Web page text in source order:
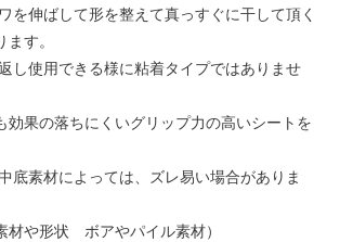
を伸ばして形を整えて真っすぐに干して頂く
す。
し使用できる様に粘着タイプではありませ
効果の落ちにくいグリップ力の高いシートを
底素材によっては、ズレ易い場合がありま
材や形状 ボアやパイル素材）